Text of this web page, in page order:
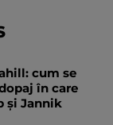
cum se
în care
și Jannik